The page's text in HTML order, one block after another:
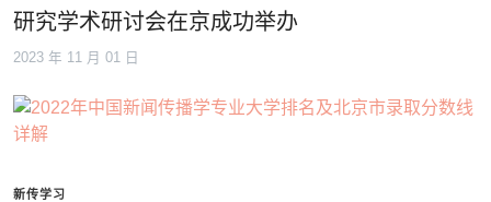
研究学术研讨会在京成功举办
2023 年 11 月 01 日
新传学习